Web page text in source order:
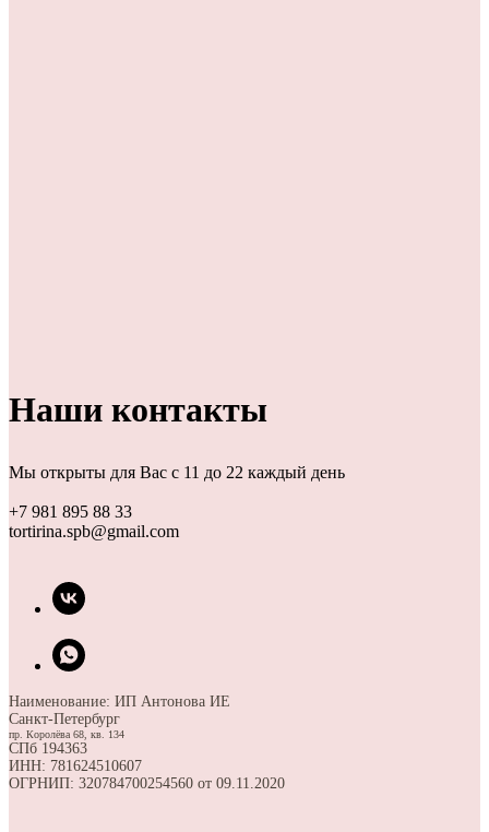
Наши контакты
Мы открыты для Вас с 11 до 22 каждый день
+7 981 895 88 33
tortirina.spb@gmail.com
Наименование: ИП Антонова ИЕ
Санкт-Петербург
пр. Королёва 68, кв. 134
СПб 194363
ИНН: 781624510607
ОГРНИП: 320784700254560 от 09.11.2020